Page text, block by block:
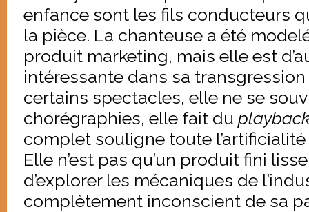
enfance sont les fils conducteurs
la pièce. La chanteuse a été
produit marketing, mais elle est
intéressante dans sa
certains spectacles, elle ne se
chorégraphies, elle fait du
complet souligne toute
Elle n’est pas qu’un produit fini
d’explorer les mécaniques de
complètement inconscient de sa